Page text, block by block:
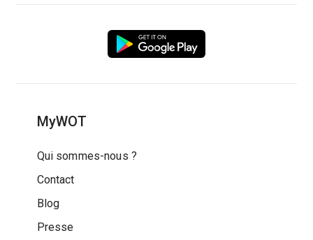
MyWOT
Qui sommes-nous ?
Contact
Blog
Presse